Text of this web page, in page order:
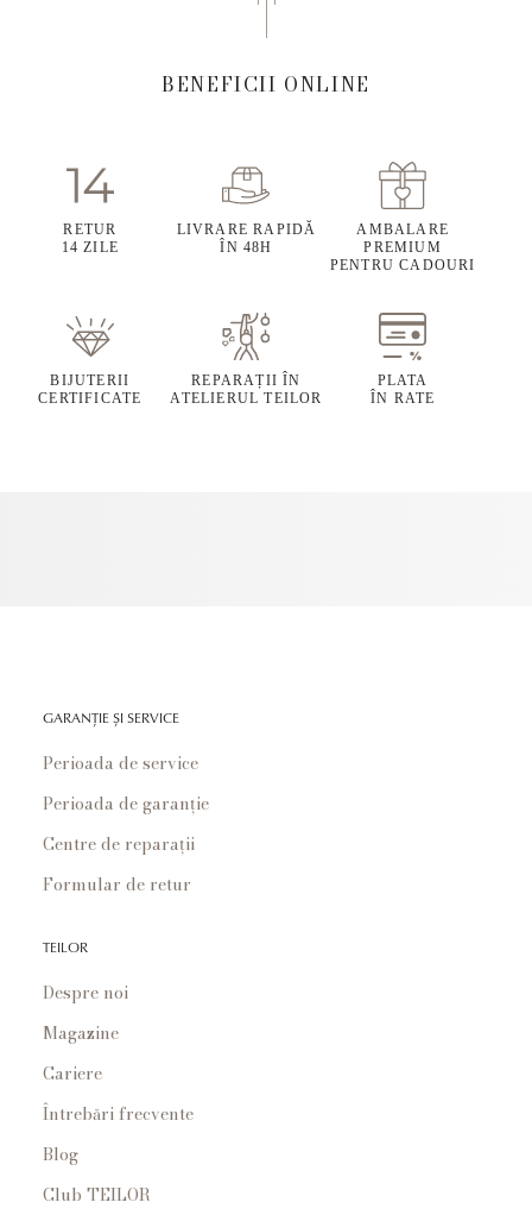
BENEFICII ONLINE
RETUR
14 ZILE
LIVRARE RAPIDĂ
ÎN 48H
AMBALARE
PREMIUM
PENTRU CADOURI
BIJUTERII
CERTIFICATE
REPARAȚII ÎN
ATELIERUL TEILOR
PLATA
ÎN RATE
GARANȚIE ȘI SERVICE
Perioada de service
Perioada de garanție
Centre de reparații
Formular de retur
TEILOR
Despre noi
Magazine
Cariere
Întrebări frecvente
Blog
Club TEILOR